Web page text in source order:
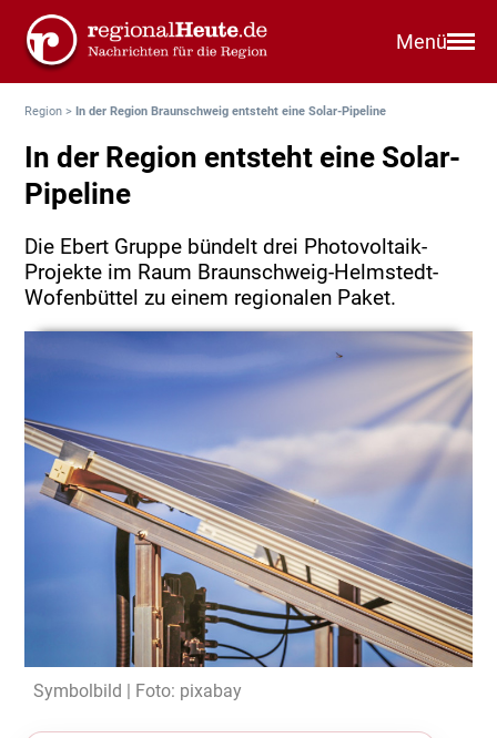
Menü
Region >In der Region Braunschweig entsteht eine Solar-Pipeline
In der Region entsteht eine Solar-
Pipeline
Die Ebert Gruppe bündelt drei Photovoltaik-
Projekte im Raum Braunschweig-Helmstedt-
Wofenbüttel zu einem regionalen Paket.
Symbolbild | Foto: pixabay